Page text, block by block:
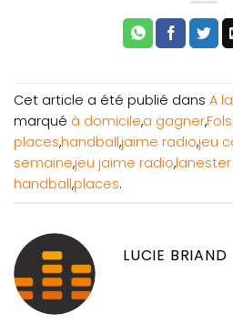
Cet article a été publié dans A
marqué à domicile,a gagner,
places,handball,jaime radio,jeu
semaine,jeu jaime radio,
handball,places.
LUCIE BRIAND